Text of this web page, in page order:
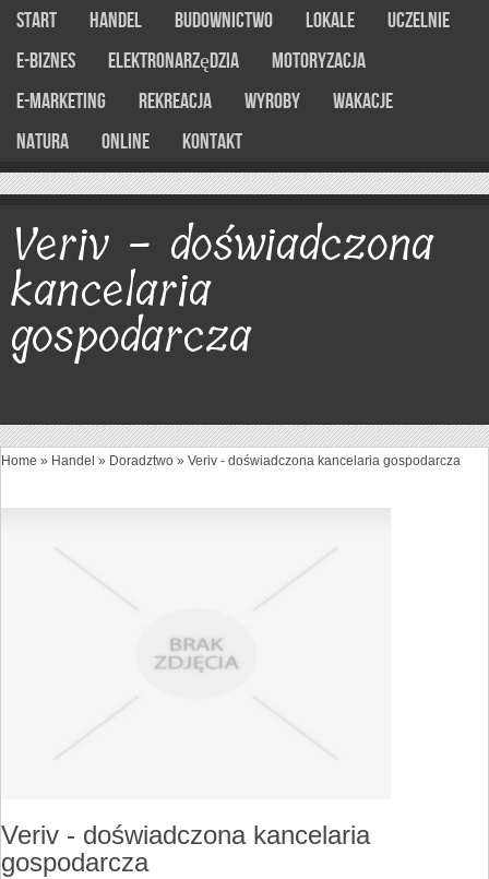
Start Handel Budownictwo Lokale
Uczelnie
E-Biznes
Elektronarzędzia
Motoryzacja
E-marketing
Rekreacja Wyroby
Wakacje
Natura
Online Kontakt
Veriv - doświadczona
kancelaria
gospodarcza
Home » Handel » Doradztwo » Veriv - doświadczona kancelaria gospodarcza
Veriv - doświadczona kancelaria
gospodarcza